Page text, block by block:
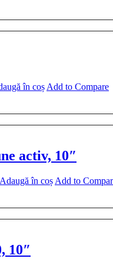
în coș Add to Compare
activ, 10″
Adaugă în coș Add to
10″